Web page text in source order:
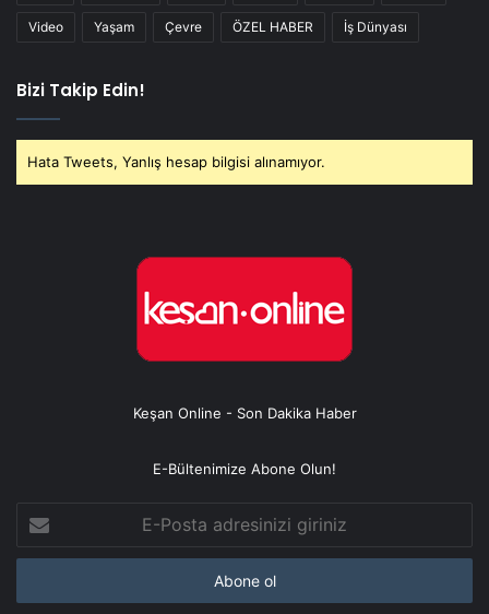
Video Yaşam Çevre ÖZEL HABER İş Dünyası
Bizi Takip Edin!
Hata Tweets, Yanlış hesap bilgisi alınamıyor.
Keşan Online - Son Dakika Haber
E-Bültenimize Abone Olun!
Posta
adresinizi